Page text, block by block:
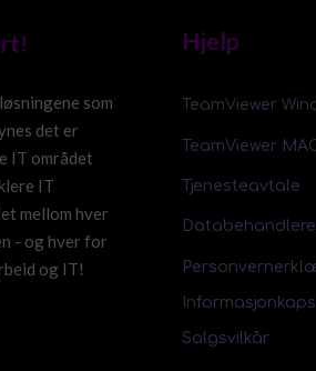
som
det er
IT området
IT
mellom hver
- og hver for
og IT!
Hjelp
TeamViewer
TeamViewer
Tjenesteavtale
Salgsvilkår